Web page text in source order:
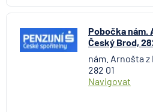
Stavební spořitelna České
SV pojišťovna
Trinity Bank
UniCredit Bank
UNIQA penzijní společnost
Pobočka nám.
Český Brod,
nám. Arnošta z
282 01
Navigovat